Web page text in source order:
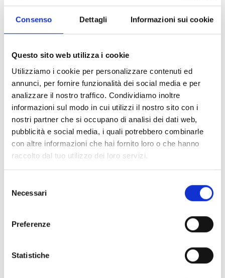
Consenso Dettagli Informazioni sui cookie
Questo sito web utilizza i cookie
Utilizziamo i cookie per personalizzare contenuti ed
annunci, per fornire funzionalità dei social media e per
analizzare il nostro traffico. Condividiamo inoltre
informazioni sul modo in cui utilizzi il nostro sito con i
nostri partner che si occupano di analisi dei dati web,
pubblicità e social media, i quali potrebbero combinarle
con altre informazioni che hai fornito loro o che hanno
raccolto dal tuo utilizzo dei loro servizi.
delNecessari
Preferenze
Statistiche
ID 17365
Novos investimentos para a otimização da
qualidade e da logística
ID 14381
Industrialização SOL e LED duplo
ID 15355
Smart Box
ID 17242
Transição digital e ecológica